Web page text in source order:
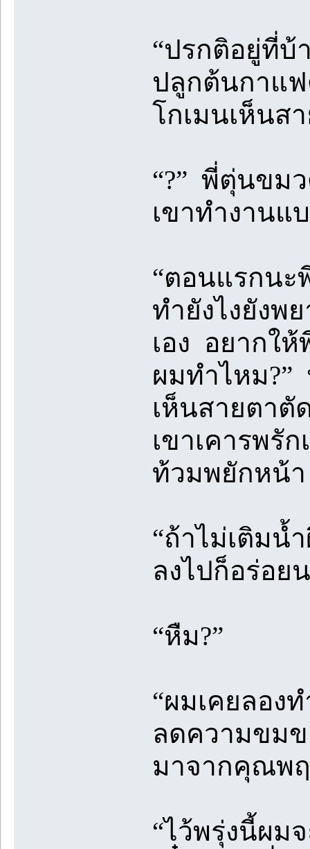
“ปรกติอยู่ที่
ปลูกต้นกาแ
โกเมนเห็นส
“?” พี่ตุ่นขม
เขาทำงานแ
“ตอนแรกนะ
ทำยังไงยังพ
เอง อยากใ
ผมทำไหม?”
เห็นสายตาตั
เขาเคารพรั
ท้วมพยักหน้
“ถ้าไม่เติมน้
ลงไปก็อร่อย
“หืม?”
“ผมเคยลอง
ลดความขม
มาจากคุณพ
“ไว้พรุ่งนี้ผม